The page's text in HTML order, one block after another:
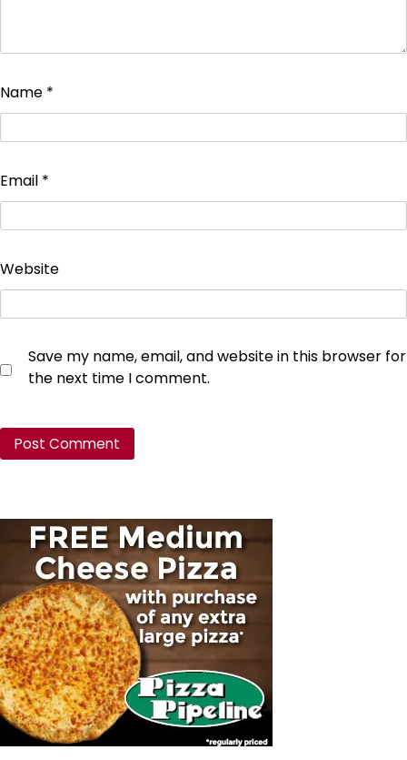
Name *
Email *
Website
Save my name, email, and website in this browser for
the next time I comment.